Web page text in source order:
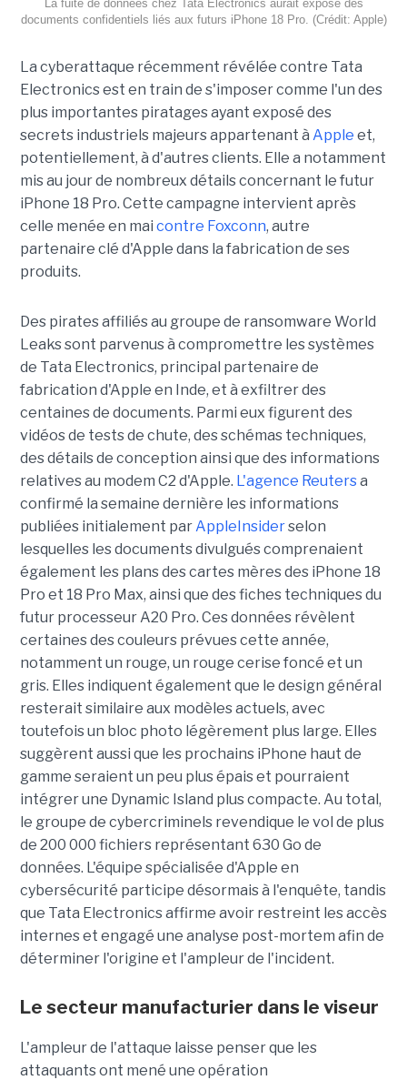
La fuite de données chez Tata Electronics aurait exposé des
documents confidentiels liés aux futurs iPhone 18 Pro. (Crédit: Apple)
La cyberattaque récemment révélée contre Tata
Electronics est en train de s'imposer comme l'un des
plus importantes piratages ayant exposé des
secrets industriels majeurs appartenant à Apple et,
potentiellement, à d'autres clients. Elle a notamment
mis au jour de nombreux détails concernant le futur
iPhone 18 Pro. Cette campagne intervient après
celle menée en mai contre Foxconn, autre
partenaire clé d'Apple dans la fabrication de ses
produits.
Des pirates affiliés au groupe de ransomware World
Leaks sont parvenus à compromettre les systèmes
de Tata Electronics, principal partenaire de
fabrication d'Apple en Inde, et à exfiltrer des
centaines de documents. Parmi eux figurent des
vidéos de tests de chute, des schémas techniques,
des détails de conception ainsi que des informations
relatives au modem C2 d'Apple. L'agence Reutersa
confirmé la semaine dernière les informations
publiées initialement parAppleInsiderselon
lesquelles les documents divulgués comprenaient
également les plans des cartes mères des iPhone 18
Pro et 18 Pro Max, ainsi que des fiches techniques du
futur processeur A20 Pro. Ces données révèlent
certaines des couleurs prévues cette année,
notamment un rouge, un rouge cerise foncé et un
gris. Elles indiquent également que le design général
resterait similaire aux modèles actuels, avec
toutefois un bloc photo légèrement plus large. Elles
suggèrent aussi que les prochains iPhone haut de
gamme seraient un peu plus épais et pourraient
intégrer une Dynamic Island plus compacte. Au total,
le groupe de cybercriminels revendique le vol de plus
de 200 000 fichiers représentant 630 Go de
données. L'équipe spécialisée d'Apple en
cybersécurité participe désormais à l'enquête, tandis
que Tata Electronics affirme avoir restreint les accès
internes et engagé une analyse post-mortem afin de
déterminer l'origine et l'ampleur de l'incident.
Le secteur manufacturier dans le viseur
L'ampleur de l'attaque laisse penser que les
attaquants ont mené une opération